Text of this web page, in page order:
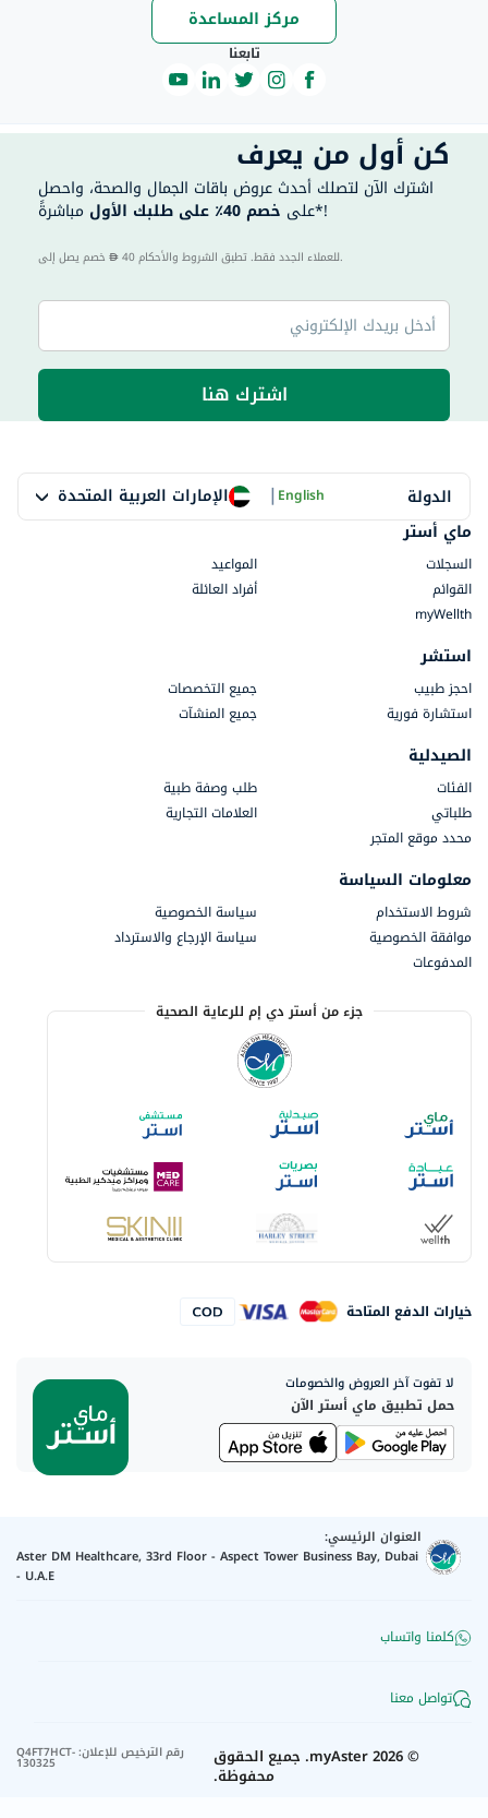
مركز المساعدة
تابعنا
كن أول من يعرف
اشترك الآن لتصلك أحدث عروض باقات الجمال والصحة، واحصل
على خصم 40٪ على طلبك الأول مباشرةً*!
40 للعملاء الجدد فقط. تطبق الشروط والأحكام.
اشترك هنا
الدولة الإمارات العربية المتحدة |English
ماي أستر
السجلات
المواعيد
القوائم
أفراد العائلة
myWellth
استشر
احجز طبيب
جميع التخصصات
استشارة فورية
جميع المنشآت
الصيدلية
الفئات
طلب وصفة طبية
طلباتي
العلامات التجارية
محدد موقع المتجر
معلومات السياسة
شروط الاستخدام
سياسة الخصوصية
موافقة الخصوصية
سياسة الإرجاع والاسترداد
المدفوعات
جزء من أستر دي إم للرعاية الصحية
خيارات الدفع المتاحة
لا تفوت آخر العروض والخصومات
حمل تطبيق ماي أستر الآن
العنوان الرئيسي:
Aster DM Healthcare, 33rd Floor - Aspect Tower Business Bay, Dubai
- U.A.E
كلمنا واتساب
تواصل معنا
©
2026
myAster. جميع الحقوق
محفوظة.
رقم الترخيص للإعلان:
Q4FT7HCT-
130325